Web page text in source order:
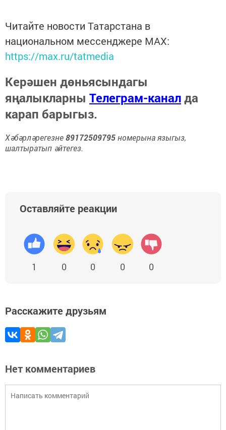
Читайте новости Татарстана в
национальном мессенджере MАХ:
https://max.ru/tatmedia
Керәшен дөньясындагы
яңалыкларны Телеграм-каналда
карап барыгыз.
Хәбәрләрегезне89172509795номерына языгыз,
шалтыратып әйтегез.
Оставляйте реакции
1 0 0 0 0
Расскажите друзьям
Нет комментариев